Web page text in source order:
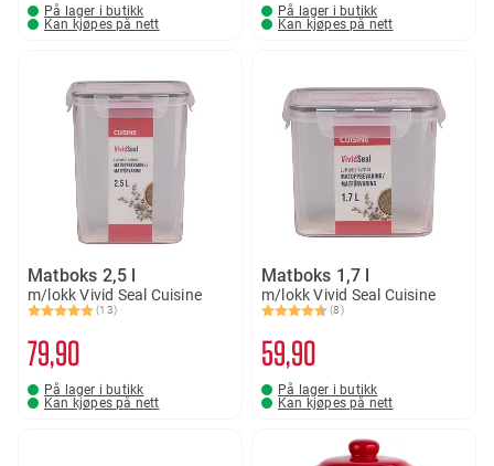
På lager i butikk
Kan kjøpes på nett
På lager i butikk
Kan kjøpes på nett
Matboks 2,5 l
m/lokk Vivid Seal Cuisine
Karakter:
(13)
5.0 av 5 mulige
79 90
På lager i butikk
Kan kjøpes på nett
Matboks 1,7 l
m/lokk Vivid Seal Cuisine
Karakter:
(8)
4.9 av 5 mulige
59 90
På lager i butikk
Kan kjøpes på nett